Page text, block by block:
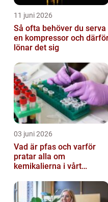
11 juni 2026
Så ofta behöver du serva
en kompressor och därför
lönar det sig
03 juni 2026
Vad är pfas och varför
pratar alla om
kemikalierna i vårt